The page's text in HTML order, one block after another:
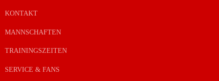
KONTAKT
MANNSCHAFTEN
TRAININGSZEITEN
SERVICE & FANS